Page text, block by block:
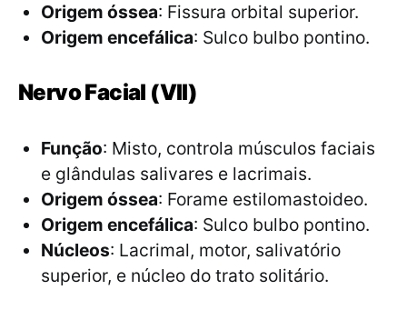
Origem óssea: Fissura orbital superior.
Origem encefálica: Sulco bulbo pontino.
Nervo Facial (VII)
Função: Misto, controla músculos faciais
e glândulas salivares e lacrimais.
Origem óssea: Forame estilomastoideo.
Origem encefálica: Sulco bulbo pontino.
Núcleos: Lacrimal, motor, salivatório
superior, e núcleo do trato solitário.